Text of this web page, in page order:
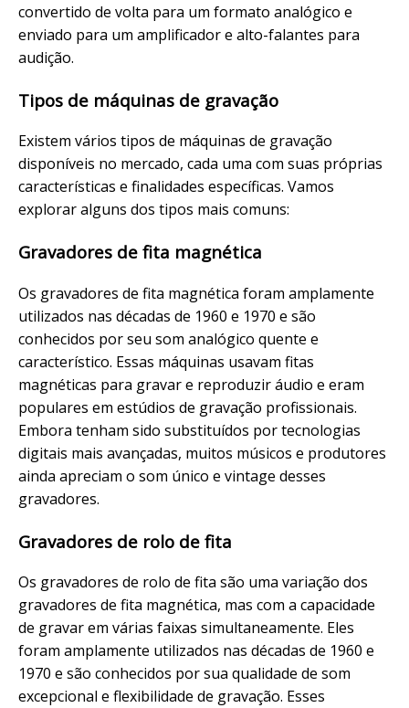
convertido de volta para um formato analógico e
enviado para um amplificador e alto-falantes para
audição.
Tipos de máquinas de gravação
Existem vários tipos de máquinas de gravação
disponíveis no mercado, cada uma com suas próprias
características e finalidades específicas. Vamos
explorar alguns dos tipos mais comuns:
Gravadores de fita magnética
Os gravadores de fita magnética foram amplamente
utilizados nas décadas de 1960 e 1970 e são
conhecidos por seu som analógico quente e
característico. Essas máquinas usavam fitas
magnéticas para gravar e reproduzir áudio e eram
populares em estúdios de gravação profissionais.
Embora tenham sido substituídos por tecnologias
digitais mais avançadas, muitos músicos e produtores
ainda apreciam o som único e vintage desses
gravadores.
Gravadores de rolo de fita
Os gravadores de rolo de fita são uma variação dos
gravadores de fita magnética, mas com a capacidade
de gravar em várias faixas simultaneamente. Eles
foram amplamente utilizados nas décadas de 1960 e
1970 e são conhecidos por sua qualidade de som
excepcional e flexibilidade de gravação. Esses